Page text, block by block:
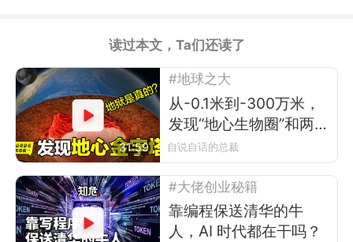
读过本文，Ta们还读了
31:59
#地球之大
从-0.1米到-300万米，
发现“地心生物圈”和两
座“地心金字塔”
自说自话的总裁
#大佬创业秘籍
靠编程保送清华的牛
人，AI 时代都在干吗？